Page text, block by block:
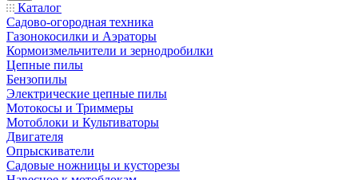
Каталог
Садово-огородная техника
Газонокосилки и Аэраторы
Кормоизмельчители и зернодробилки
Цепные пилы
Бензопилы
Электрические цепные пилы
Мотокосы и Триммеры
Мотоблоки и Культиваторы
Двигателя
Опрыскиватели
Садовые ножницы и кусторезы